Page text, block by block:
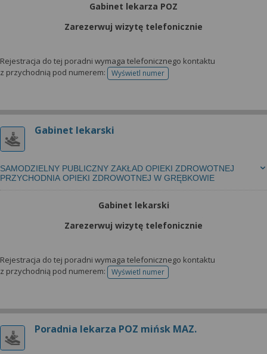
Gabinet lekarza POZ
Zarezerwuj wizytę telefonicznie
Rejestracja do tej poradni wymaga telefonicznego kontaktu
z przychodnią pod numerem:
Wyświetl numertelefonu do rejestracji
Gabinet lekarski
SAMODZIELNY PUBLICZNY ZAKŁAD OPIEKI ZDROWOTNEJ
PRZYCHODNIA OPIEKI ZDROWOTNEJ W GRĘBKOWIE
Gabinet lekarski
Zarezerwuj wizytę telefonicznie
Rejestracja do tej poradni wymaga telefonicznego kontaktu
z przychodnią pod numerem:
Wyświetl numertelefonu do rejestracji
Poradnia lekarza POZ mińsk MAZ.